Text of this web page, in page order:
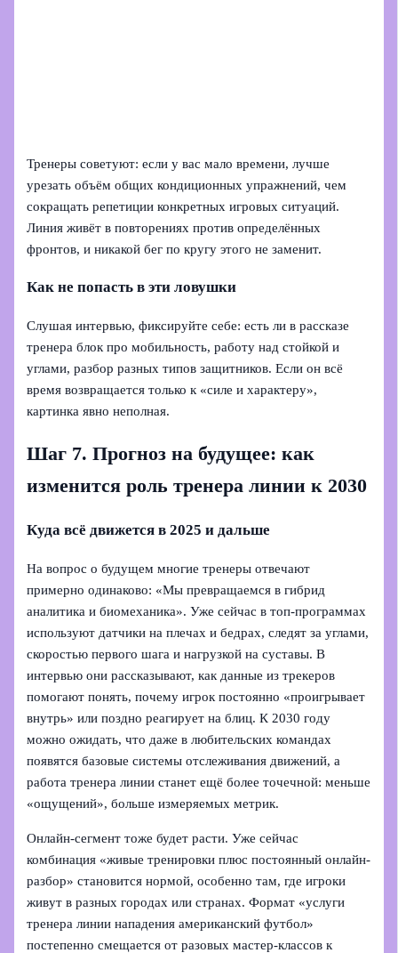
Тренеры советуют: если у вас мало времени, лучше
урезать объём общих кондиционных упражнений, чем
сокращать репетиции конкретных игровых ситуаций.
Линия живёт в повторениях против определённых
фронтов, и никакой бег по кругу этого не заменит.
Как не попасть в эти ловушки
Слушая интервью, фиксируйте себе: есть ли в рассказе
тренера блок про мобильность, работу над стойкой и
углами, разбор разных типов защитников. Если он всё
время возвращается только к «силе и характеру»,
картинка явно неполная.
Шаг 7. Прогноз на будущее: как
изменится роль тренера линии к 2030
Куда всё движется в 2025 и дальше
На вопрос о будущем многие тренеры отвечают
примерно одинаково: «Мы превращаемся в гибрид
аналитика и биомеханика». Уже сейчас в топ-программах
используют датчики на плечах и бедрах, следят за углами,
скоростью первого шага и нагрузкой на суставы. В
интервью они рассказывают, как данные из трекеров
помогают понять, почему игрок постоянно «проигрывает
внутрь» или поздно реагирует на блиц. К 2030 году
можно ожидать, что даже в любительских командах
появятся базовые системы отслеживания движений, а
работа тренера линии станет ещё более точечной: меньше
«ощущений», больше измеряемых метрик.
Онлайн-сегмент тоже будет расти. Уже сейчас
комбинация «живые тренировки плюс постоянный онлайн-
разбор» становится нормой, особенно там, где игроки
живут в разных городах или странах. Формат «услуги
тренера линии нападения американский футбол»
постепенно смещается от разовых мастер-классов к